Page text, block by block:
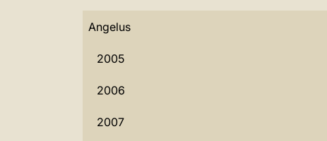
Angelus
2005
2006
2007